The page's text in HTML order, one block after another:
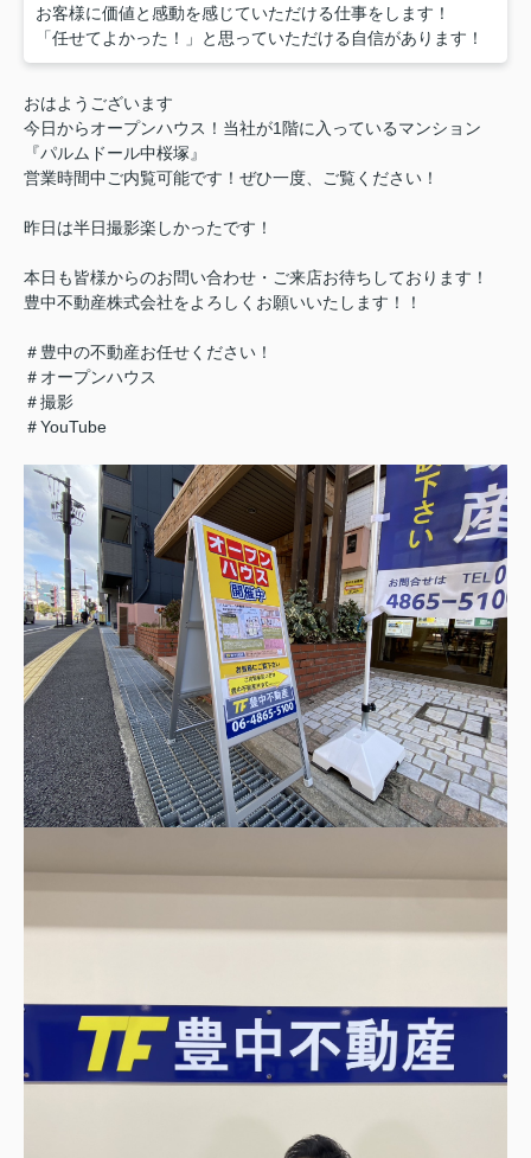
お客様に価値と感動を感じていただける仕事をします！
「任せてよかった！」と思っていただける自信があります！
おはようございます
今日からオープンハウス！当社が1階に入っているマンション
『パルムドール中桜塚』
営業時間中ご内覧可能です！ぜひ一度、ご覧ください！
昨日は半日撮影楽しかったです！
本日も皆様からのお問い合わせ・ご来店お待ちしております！
豊中不動産株式会社をよろしくお願いいたします！！
＃豊中の不動産お任せください！
＃オープンハウス
＃撮影
＃YouTube